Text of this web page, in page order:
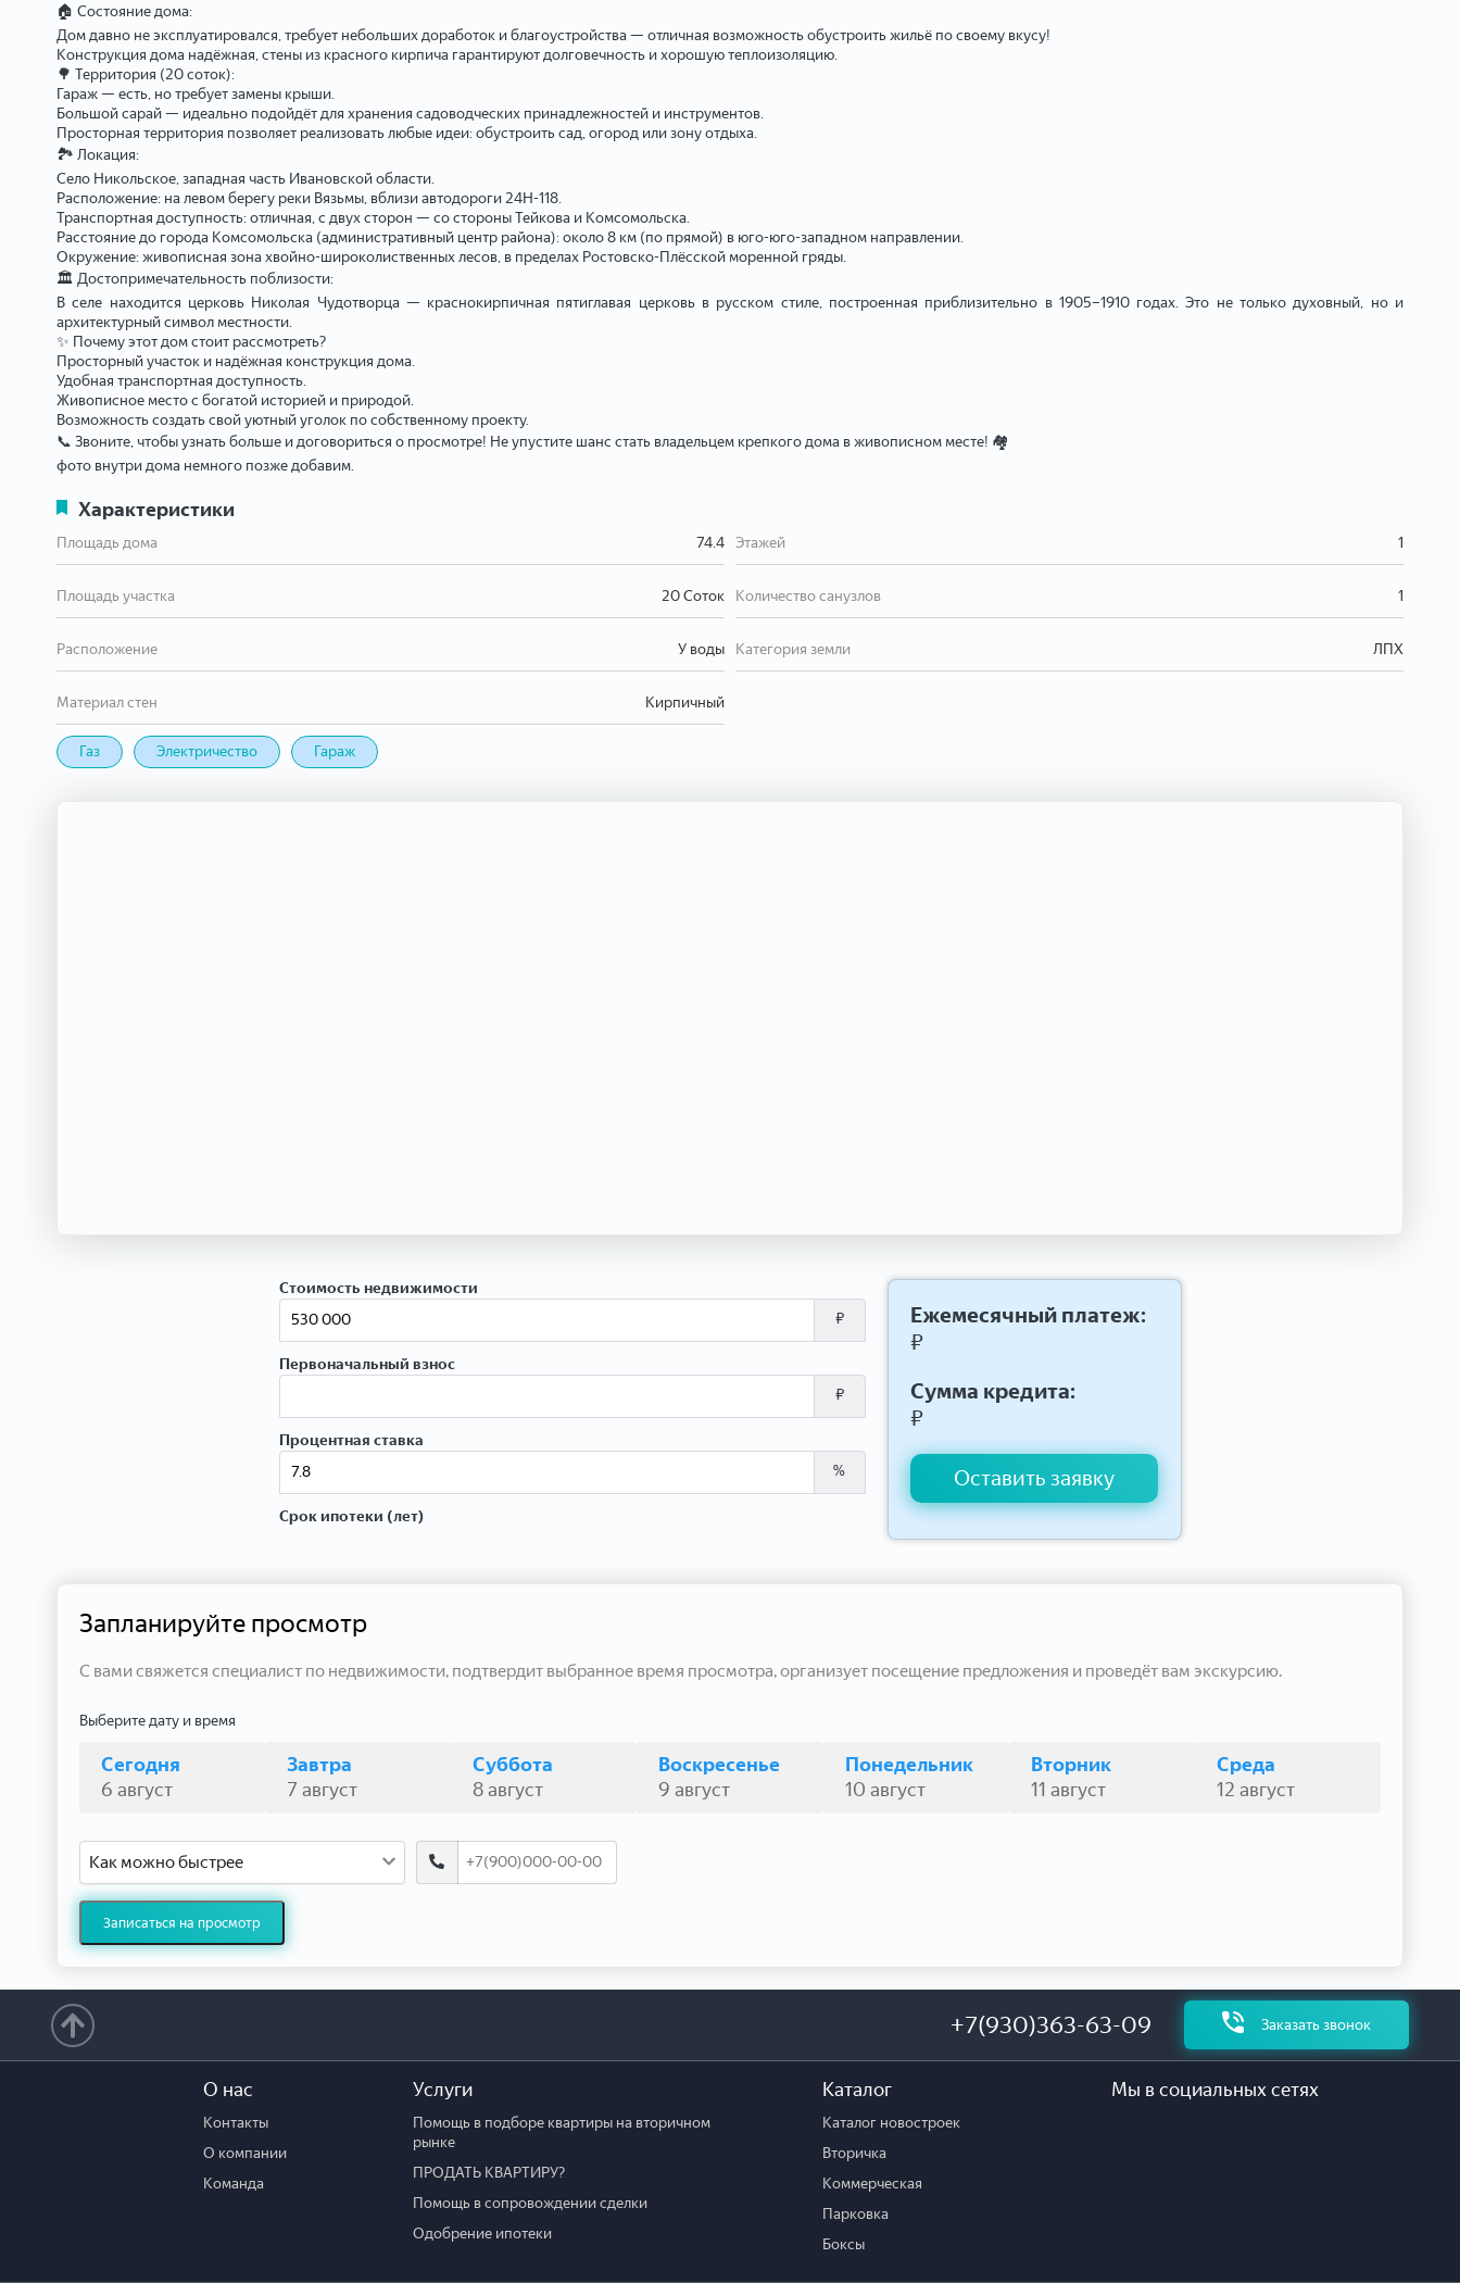
🏠 Состояние дома:
Дом давно не эксплуатировался, требует небольших доработок и благоустройства — отличная возможность обустроить жильё по своему вкусу!
Конструкция дома надёжная, стены из красного кирпича гарантируют долговечность и хорошую теплоизоляцию.
🌳 Территория (20 соток):
Гараж — есть, но требует замены крыши.
Большой сарай — идеально подойдёт для хранения садоводческих принадлежностей и инструментов.
Просторная территория позволяет реализовать любые идеи: обустроить сад, огород или зону отдыха.
🏞 Локация:
Село Никольское, западная часть Ивановской области.
Расположение: на левом берегу реки Вязьмы, вблизи автодороги 24Н-118.
Транспортная доступность: отличная, с двух сторон — со стороны Тейкова и Комсомольска.
Расстояние до города Комсомольска (административный центр района): около 8 км (по прямой) в юго-юго-западном направлении.
Окружение: живописная зона хвойно-широколиственных лесов, в пределах Ростовско-Плёсской моренной гряды.
🏛 Достопримечательность поблизости:
В селе находится церковь Николая Чудотворца — краснокирпичная пятиглавая церковь в русском стиле, построенная приблизительно в 1905–1910 годах. Это не только духовный, но и
архитектурный символ местности.
✨ Почему этот дом стоит рассмотреть?
Просторный участок и надёжная конструкция дома.
Удобная транспортная доступность.
Живописное место с богатой историей и природой.
Возможность создать свой уютный уголок по собственному проекту.
📞 Звоните, чтобы узнать больше и договориться о просмотре! Не упустите шанс стать владельцем крепкого дома в живописном месте! 🏘️
фото внутри дома немного позже добавим.
Характеристики
Площадь дома 74.4 Этажей 1
Площадь участка 20 Соток Количество санузлов 1
Расположение У воды Категория земли ЛПХ
Материал стен Кирпичный
Газ Электричество Гараж
Стоимость недвижимости
₽
Первоначальный взнос
₽
Процентная ставка
%
Срок ипотеки (лет)
Ежемесячный платеж:
₽
Сумма кредита:
₽
Оставить заявку
Запланируйте просмотр
С вами свяжется специалист по недвижимости, подтвердит выбранное время просмотра, организует посещение предложения и проведёт вам экскурсию.
Выберите дату и время
Сегодня
6 август
Завтра
7 август
Суббота
8 август
Воскресенье
9 август
Понедельник
10 август
Вторник
11 август
Среда
12 август
Как можно быстрее
Записаться на просмотр
+7(930)363-63-09 Заказать звонок
О нас
Контакты
О компании
Команда
Услуги
Помощь в подборе квартиры на вторичном
рынке
ПРОДАТЬ КВАРТИРУ?
Помощь в сопровождении сделки
Одобрение ипотеки
Каталог
Каталог новостроек
Вторичка
Коммерческая
Парковка
Боксы
Мы в социальных сетях